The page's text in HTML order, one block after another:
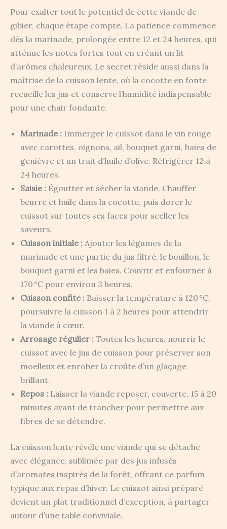
Pour exalter tout le potentiel de cette viande de
gibier, chaque étape compte. La patience commence
dès la marinade, prolongée entre 12 et 24 heures, qui
atténue les notes fortes tout en créant un lit
d’arômes chaleureux. Le secret réside aussi dans la
maîtrise de la cuisson lente, où la cocotte en fonte
recueille les jus et conserve l’humidité indispensable
pour une chair fondante.
Marinade : Immerger le cuissot dans le vin rouge
avec carottes, oignons, ail, bouquet garni, baies de
genièvre et un trait d’huile d’olive. Réfrigérer 12 à
24 heures.
Saisie : Égoutter et sécher la viande. Chauffer
beurre et huile dans la cocotte, puis dorer le
cuissot sur toutes ses faces pour sceller les
saveurs.
Cuisson initiale : Ajouter les légumes de la
marinade et une partie du jus filtré, le bouillon, le
bouquet garni et les baies. Couvrir et enfourner à
170 °C pour environ 3 heures.
Cuisson confite : Baisser la température à 120 °C,
poursuivre la cuisson 1 à 2 heures pour attendrir
la viande à cœur.
Arrosage régulier : Toutes les heures, nourrir le
cuissot avec le jus de cuisson pour préserver son
moelleux et enrober la croûte d’un glaçage
brillant.
Repos : Laisser la viande reposer, couverte, 15 à 20
minutes avant de trancher pour permettre aux
fibres de se détendre.
La cuisson lente révèle une viande qui se détache
avec élégance, sublimée par des jus infusés
d’aromates inspirés de la forêt, offrant ce parfum
typique aux repas d’hiver. Le cuissot ainsi préparé
devient un plat traditionnel d’exception, à partager
autour d’une table conviviale.